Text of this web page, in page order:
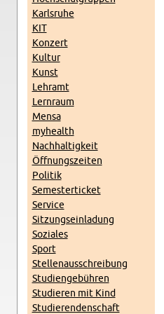
Karls­ru­he
KIT
Kon­zert
Kul­tur
Kunst
Lehr­amt
Lern­raum
Mensa
myhe­alth
Nach­hal­tig­keit
Öff­nungs­zei­ten
Po­li­tik
Se­mes­ter­ti­cket
Ser­vice
Sit­zungs­ein­la­dung
So­zia­les
Sport
Stel­len­aus­schrei­bung
Stu­di­en­ge­büh­ren
Stu­die­ren mit Kind
Stu­die­ren­den­schaft